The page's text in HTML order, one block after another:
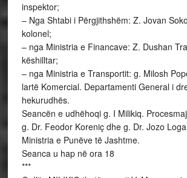
inspektor;
– Nga Shtabi i Përgjithshëm: Z. Jovan
kolonel;
– nga Ministria e Financave: Z. Dushan
këshilltar;
– nga Ministria e Transportit: g. Milosh
lartë Komercial. Departamenti General i
hekurudhës.
Seancën e udhëhoqi g. I Milikiq.
g. Dr. Feodor Koreniç dhe g. Dr. Jozo
Ministria e Punëve të Jashtme.
Seanca u hap në ora 18
***